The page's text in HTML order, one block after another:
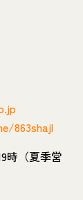
863shajl
時（夏季営